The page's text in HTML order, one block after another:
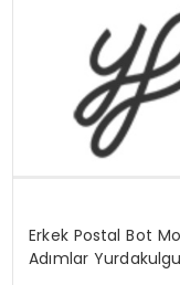
Erkek Postal Bot
Adımlar